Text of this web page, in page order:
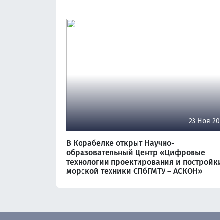
23 Ноя
В Корабелке открыт Научно-
образовательный Центр «Цифровые
технологии проектирования и
морской техники СПбГМТУ – АСКОН»